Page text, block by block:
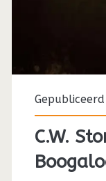
C.W.